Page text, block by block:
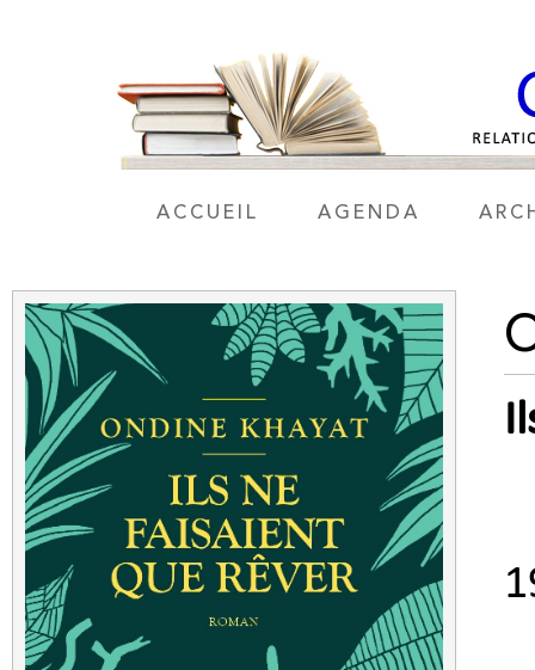
ACCUEIL AGENDA